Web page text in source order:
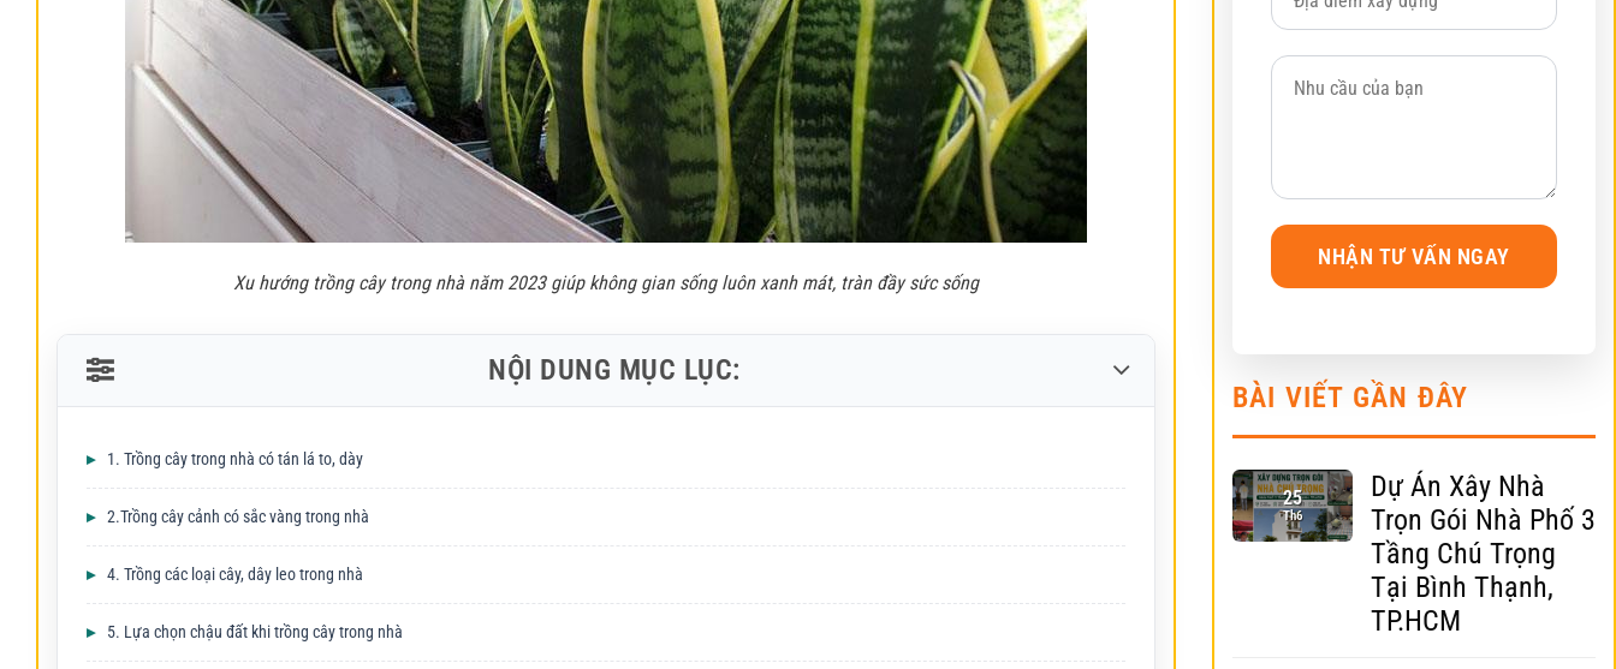
Xu hướng trồng cây trong nhà năm 2023 giúp không gian sống luôn xanh mát, tràn đầy sức sống
NỘI DUNG MỤC LỤC:
1. Trồng cây trong nhà có tán lá to, dày
2.Trồng cây cảnh có sắc vàng trong nhà
4. Trồng các loại cây, dây leo trong nhà
5. Lựa chọn chậu đất khi trồng cây trong nhà
BÀI VIẾT GẦN ĐÂY
25
Th6
Dự Án Xây Nhà
Trọn Gói Nhà Phố 3
Tầng Chú Trọng
Tại Bình Thạnh,
TP.HCM